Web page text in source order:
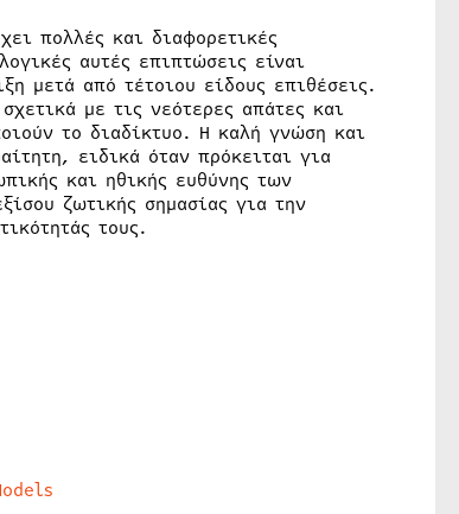
πολλές και διαφορετικές
αυτές επιπτώσεις είναι
μετά από τέτοιου είδους επιθέσεις.
με τις νεότερες απάτες και
το διαδίκτυο. Η καλή γνώση και
ειδικά όταν πρόκειται για
και ηθικής ευθύνης των
ζωτικής σημασίας για την
τους.